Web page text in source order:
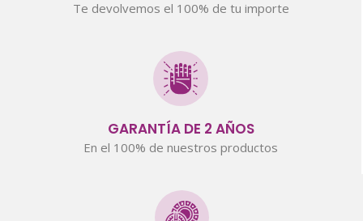
Te devolvemos el 100% de tu importe
GARANTÍA DE 2 AÑOS
En el 100% de nuestros productos